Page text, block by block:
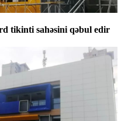
tikinti sahəsini qəbul edir